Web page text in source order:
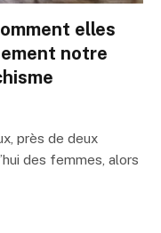
elles
notre
près de deux
des femmes, alors